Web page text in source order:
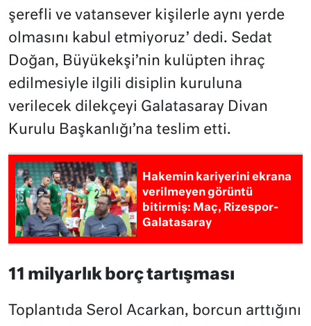
şerefli ve vatansever kişilerle aynı yerde
olmasını kabul etmiyoruz’ dedi. Sedat
Doğan, Büyükekşi’nin kulüpten ihraç
edilmesiyle ilgili disiplin kuruluna
verilecek dilekçeyi Galatasaray Divan
Kurulu Başkanlığı’na teslim etti.
Hakemin kariyerini ekrana
verilmeyen görüntü
bitirmiş: Maç, Rizespor-
Galatasaray
11 milyarlık borç tartışması
Toplantıda Serol Acarkan, borcun arttığını